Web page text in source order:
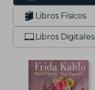
Libros Físicos
Libros Digitales